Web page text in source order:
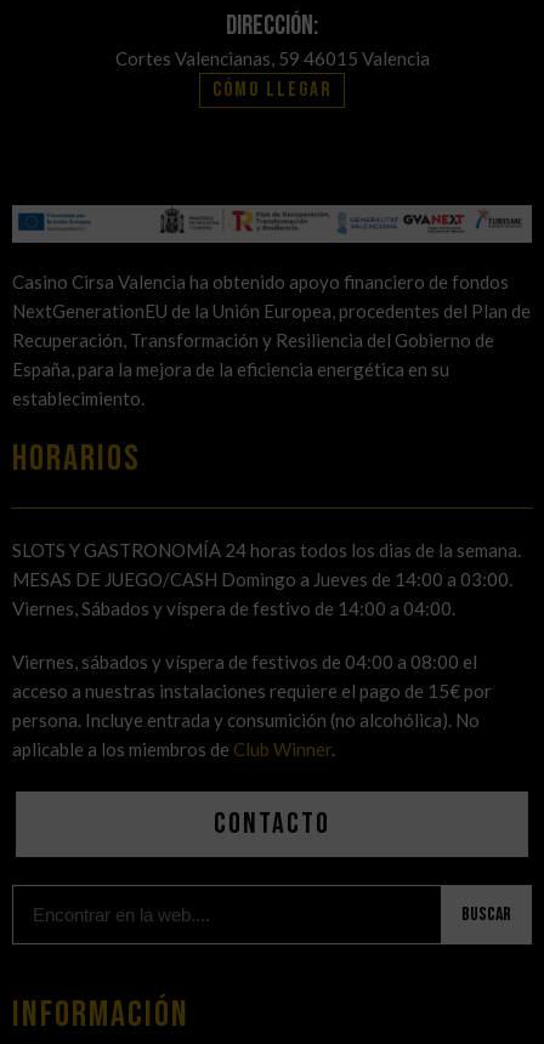
Dirección:
Cortes Valencianas, 59 46015 Valencia
Cómo llegar
Casino Cirsa Valencia ha obtenido apoyo financiero de fondos
NextGenerationEU de la Unión Europea, procedentes del Plan de
Recuperación, Transformación y Resiliencia del Gobierno de
España, para la mejora de la eficiencia energética en su
establecimiento.
HORARIOS
SLOTS Y GASTRONOMÍA 24 horas todos los dias de la semana.
MESAS DE JUEGO/CASH Domingo a Jueves de 14:00 a 03:00.
Viernes, Sábados y víspera de festivo de 14:00 a 04:00.
Viernes, sábados y víspera de festivos de 04:00 a 08:00 el
acceso a nuestras instalaciones requiere el pago de 15€ por
persona. Incluye entrada y consumición (no alcohólica). No
aplicable a los miembros de Club Winner.
Contacto
Buscar
Información